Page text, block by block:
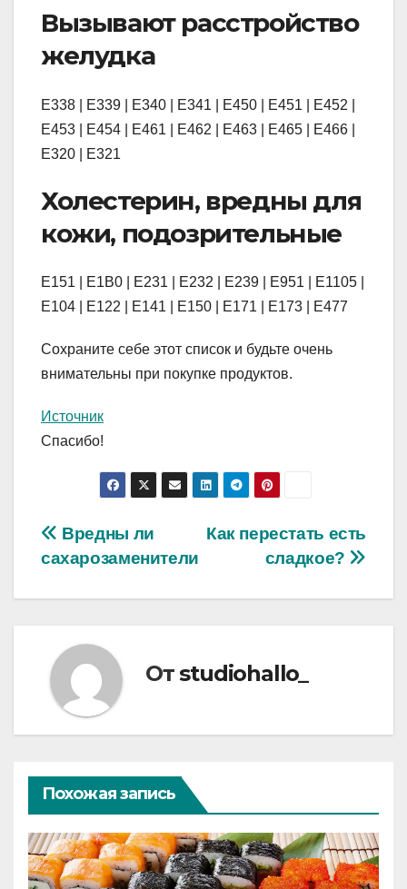
Вызывают расстройство
желудка
Е338 | Е339 | Е340 | Е341 | Е450 | Е451 | Е452 |
Е453 | Е454 | Е461 | Е462 | Е463 | Е465 | Е466 |
Е320 | Е321
Холестерин, вредны для
кожи, подозрительные
Е151 | Е1В0 | Е231 | Е232 | Е239 | Е951 | Е1105 |
Е104 | Е122 | Е141 | Е150 | Е171 | Е173 | Е477
Сохраните себе этот список и будьте очень
внимательны при покупке продуктов.
Источник
Спасибо!
Навигация
Как перестать есть
сладкое?
Вредны ли
сахарозаменители
Отstudiohallo_
Похожая запись